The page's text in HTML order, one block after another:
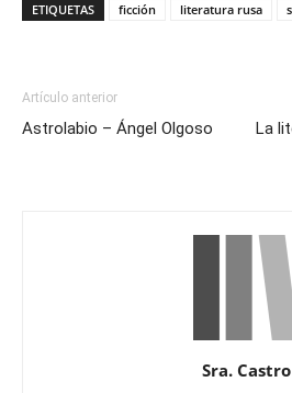
ETIQUETAS ficción literatura rusa
Artículo anterior
Astrolabio – Ángel Olgoso
La
Sra. Castro